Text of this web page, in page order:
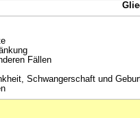
Fällen
Schwangerschaft und